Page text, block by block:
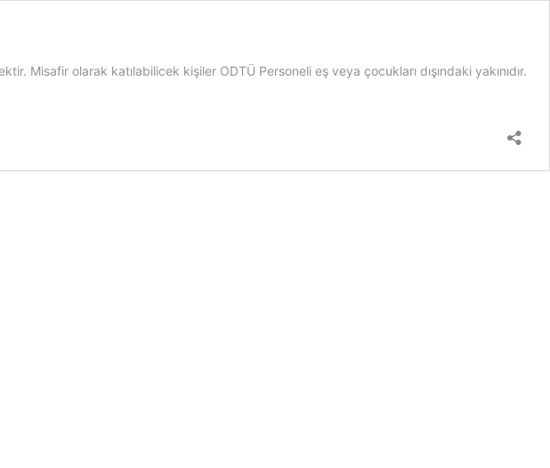
Misafir olarak katılabilicek kişiler ODTÜ Personeli eş veya çocukları dışındaki yakınıdır.